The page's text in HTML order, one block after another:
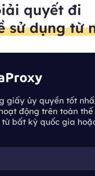
quyết đi
sử dụng từ
giấy ủy quyền tốt
động trên toàn thế
bất kỳ quốc gia